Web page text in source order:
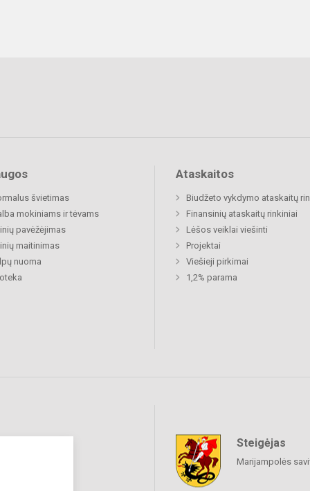
švietimas
mokiniams ir tėvams
pavėžėjimas
maitinimas
nuoma
Ataskaitos
Biudžeto vykdymo ataskaitų
Finansinių ataskaitų rinkiniai
Lėšos veiklai viešinti
Projektai
Viešieji pirkimai
1,2% parama
Steigėjas
Marijampolės